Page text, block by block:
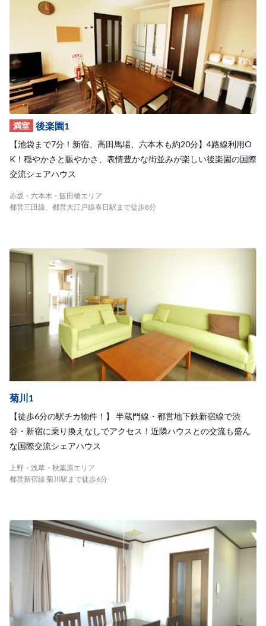
満室 後楽園1
【池袋まで7分！新宿、高田馬場、六本木も約20分】4路線利用O
K！穏やかさと賑やかさ、表情豊かな街並みが楽しい後楽園の国際
交流シェアハウス
赤坂・六本木・飯田橋エリア
都営三田線、都営大江戸線春日駅まで徒歩8分
菊川1
【徒歩6分の駅チカ物件！】 半蔵門線・都営地下鉄新宿線で渋
谷・新宿に乗り換えなしでアクセス！近隣ハウスとの交流も盛ん
な国際交流シェアハウス
上野・浅草・秋葉原エリア
都営新宿線 菊川駅まで徒歩6分